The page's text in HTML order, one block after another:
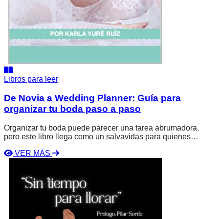
Libros para leer
De Novia a Wedding Planner: Guía para
organizar tu boda paso a paso
Organizar tu boda puede parecer una tarea abrumadora,
pero este libro llega como un salvavidas para quienes
el proceso. Diseñado para inspirarte y proporcionarte
dinero y esfuerzos innecesarios.
VER MÁS
tiempo